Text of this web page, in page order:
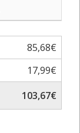
85,68€
17,99€
103,67€